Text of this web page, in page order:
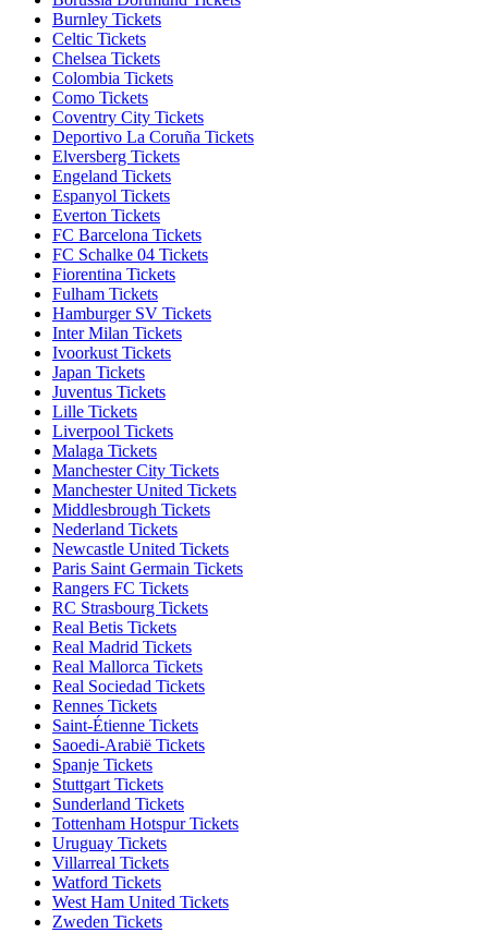
Burnley Tickets
Celtic Tickets
Chelsea Tickets
Colombia Tickets
Como Tickets
Coventry City Tickets
Deportivo La Coruña Tickets
Elversberg Tickets
Engeland Tickets
Espanyol Tickets
Everton Tickets
FC Barcelona Tickets
FC Schalke 04 Tickets
Fiorentina Tickets
Fulham Tickets
Hamburger SV Tickets
Inter Milan Tickets
Ivoorkust Tickets
Japan Tickets
Juventus Tickets
Lille Tickets
Liverpool Tickets
Malaga Tickets
Manchester City Tickets
Manchester United Tickets
Middlesbrough Tickets
Nederland Tickets
Newcastle United Tickets
Paris Saint Germain Tickets
Rangers FC Tickets
RC Strasbourg Tickets
Real Betis Tickets
Real Madrid Tickets
Real Mallorca Tickets
Real Sociedad Tickets
Rennes Tickets
Saint-Étienne Tickets
Saoedi-Arabië Tickets
Spanje Tickets
Stuttgart Tickets
Sunderland Tickets
Tottenham Hotspur Tickets
Uruguay Tickets
Villarreal Tickets
Watford Tickets
West Ham United Tickets
Zweden Tickets